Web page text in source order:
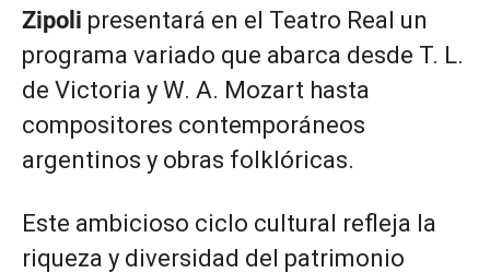
Zipoli presentará en el Teatro Real un
programa variado que abarca desde T. L.
de Victoria y W. A. Mozart hasta
compositores contemporáneos
argentinos y obras folklóricas.
Este ambicioso ciclo cultural refleja la
riqueza y diversidad del patrimonio